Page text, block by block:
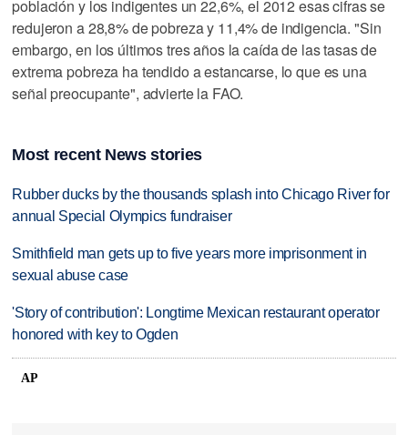
población y los indigentes un 22,6%, el 2012 esas cifras se
redujeron a 28,8% de pobreza y 11,4% de indigencia. "Sin
embargo, en los últimos tres años la caída de las tasas de
extrema pobreza ha tendido a estancarse, lo que es una
señal preocupante", advierte la FAO.
Most recent News stories
Rubber ducks by the thousands splash into Chicago River for
annual Special Olympics fundraiser
Smithfield man gets up to five years more imprisonment in
sexual abuse case
'Story of contribution': Longtime Mexican restaurant operator
honored with key to Ogden
AP